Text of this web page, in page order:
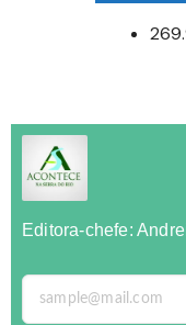
Editora-chefe: